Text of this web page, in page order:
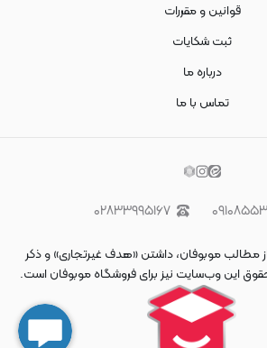
قوانین و مقررات
ثبت شکایات
درباره ما
تماس با ما
۰۲۸۳۳۹۹۵۱۶۷
از مطالب موبوفان، داشتن «هدف غیرتجاری» و ذکر
اين وب‌سايت نیز برای فروشگاه موبوفان است.